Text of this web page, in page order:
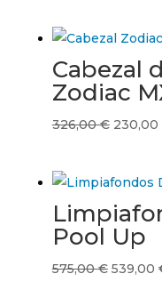
era:
31,00 €.
Cabezal
Zodiac
326,00€ El
326,00
230,00
Pool Up
575,00€ El
539,00